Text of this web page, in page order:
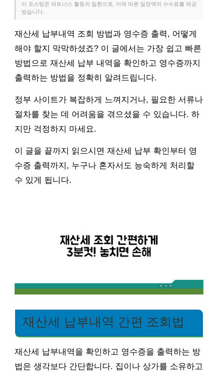
이 포스팅은 파트너스 활동의 일환으로, 이에 따른 일정액의 수수료를 제공
받습니다.
재산세 납부내역 조회 방법과 영수증 출력, 어떻게
해야 할지 막막하셨죠? 이 글에서는 가장 쉽고 빠른
방법으로 재산세 납부 내역을 확인하고 영수증까지
출력하는 방법을 정확히 알려드립니다.
정부 사이트가 복잡하게 느껴지거나, 필요한 서류나
절차를 찾는 데 어려움을 겪으셨을 수 있습니다. 하
지만 걱정하지 마세요.
이 글을 끝까지 읽으시면 재산세 납부 확인부터 영
수증 출력까지, 누구나 혼자서도 능숙하게 처리할
수 있게 됩니다.
재산세 납부내역 간편 조회법
재산세 납부내역을 확인하고 영수증을 출력하는 방
법은 생각보다 간단합니다. 집이나 상가를 소유하고